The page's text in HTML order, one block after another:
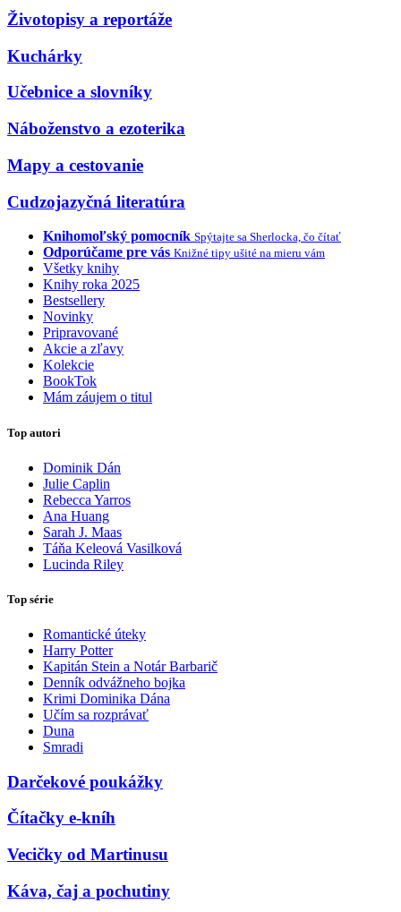
Životopisy a reportáže
Kuchárky
Učebnice a slovníky
Náboženstvo a ezoterika
Mapy a cestovanie
Cudzojazyčná literatúra
Knihomoľský pomocník Spýtajte sa Sherlocka, čo čítať
Odporúčame pre vás Knižné tipy ušité na mieru vám
Všetky knihy
Knihy roka 2025
Bestsellery
Novinky
Pripravované
Akcie a zľavy
Kolekcie
BookTok
Mám záujem o titul
Top autori
Dominik Dán
Julie Caplin
Rebecca Yarros
Ana Huang
Sarah J. Maas
Táňa Keleová Vasilková
Lucinda Riley
Top série
Romantické úteky
Harry Potter
Kapitán Stein a Notár Barbarič
Denník odvážneho bojka
Krimi Dominika Dána
Učím sa rozprávať
Duna
Smradi
Darčekové poukážky
Čítačky e-kníh
Vecičky od Martinusu
Káva, čaj a pochutiny